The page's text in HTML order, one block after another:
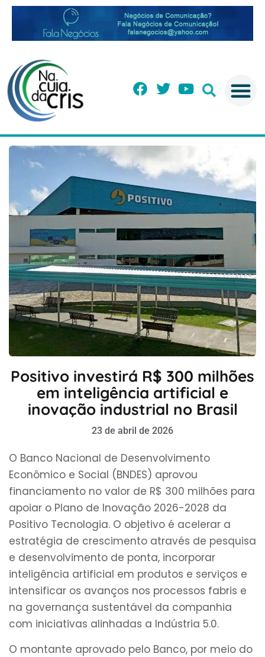
Positivo investirá R$ 300 milhões
em inteligência artificial e
inovação industrial no Brasil
23 de abril de 2026
O Banco Nacional de Desenvolvimento
Econômico e Social (BNDES) aprovou
financiamento no valor de R$ 300 milhões para
apoiar o Plano de Inovação 2026-2028 da
Positivo Tecnologia. O objetivo é acelerar a
estratégia de crescimento através de pesquisa
e desenvolvimento de ponta, incorporar
inteligência artificial em produtos e serviços e
intensificar os avanços nos processos fabris e
na governança sustentável da companhia
com iniciativas alinhadas a Indústria 5.0.
O montante aprovado pelo Banco, por meio do